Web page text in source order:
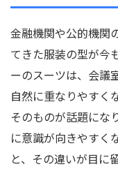
金融機関や公的機関
てきた服装の型が今
ーのスーツは、会議
自然に重なりやすく
そのものが話題にな
に意識が向きやすく
と、その違いが目に